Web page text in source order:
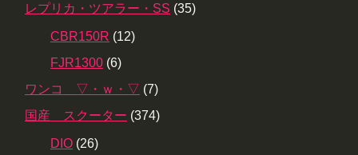
レプリカ・ツアラー・SS (35)
CBR150R (12)
FJR1300 (6)
ワンコ ▽・ｗ・▽ (7)
国産 スクーター (374)
DIO (26)